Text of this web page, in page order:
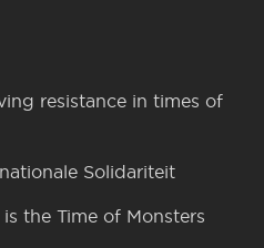
resistance in times of
Solidariteit
the Time of Monsters